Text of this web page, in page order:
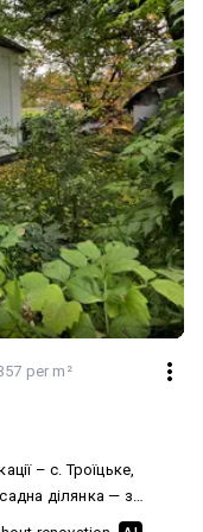
per m²
– с. Троїцьке,